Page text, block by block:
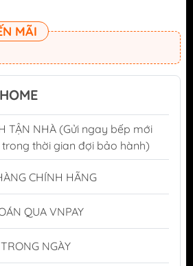
MÃI
TẬN NHÀ (Gửi ngay bếp mới
thời gian đợi bảo hành)
CHÍNH HÃNG
QUA VNPAY
NGÀY